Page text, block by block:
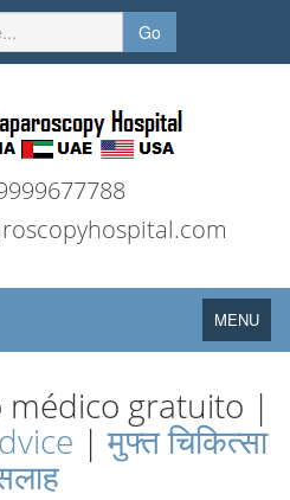
Go
Toggle
navigation
MENU
médico gratuito |
|मुफ्त चिकित्सा